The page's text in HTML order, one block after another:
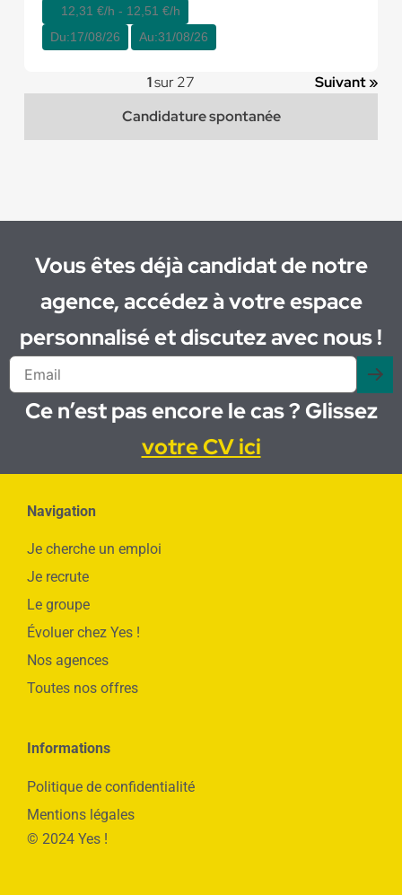
12,31 €/h - 12,51 €/h
Du:17/08/26 Au:31/08/26
1sur 27
Suivant »
Candidature spontanée
Vous êtes déjà candidat de notre
agence, accédez à votre espace
personnalisé et discutez avec nous !
Ce n’est pas encore le cas ? Glissez
votre CV ici
Navigation
Je cherche un emploi
Je recrute
Le groupe
Évoluer chez Yes !
Nos agences
Toutes nos offres
Informations
Politique de confidentialité
Mentions légales
© 2024 Yes !